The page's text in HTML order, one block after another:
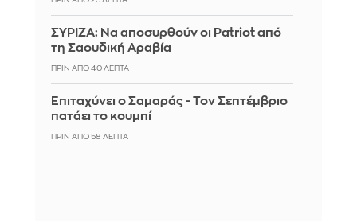
ΣΥΡΙΖΑ: Να αποσυρθούν οι Patriot από
τη Σαουδική Αραβία
ΠΡΙΝ ΑΠΌ 40 ΛΕΠΤΆ
Επιταχύνει ο Σαμαράς - Τον Σεπτέμβριο
πατάει το κουμπί
ΠΡΙΝ ΑΠΌ 58 ΛΕΠΤΆ